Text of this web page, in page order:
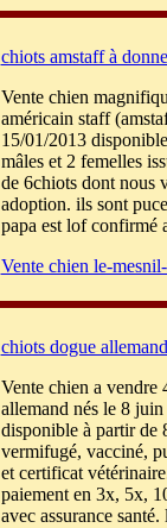
chiots amstaff à
Vente chien
américain staff
15/01/2013
mâles et 2 femelles
de 6chiots dont nous
adoption. ils sont
papa est lof confirmé
Vente chien le-
chiots dogue
Vente chien a vendre
allemand nés le 8
disponible à partir de
vermifugé, vacciné,
et certificat
paiement en 3x, 5x,
avec assurance